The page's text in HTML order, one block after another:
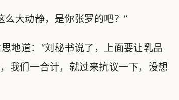
大动静，是你张罗的吧？”
地道：“刘秘书说了，上面要让乳品
我们一合计，就过来抗议一下，没想